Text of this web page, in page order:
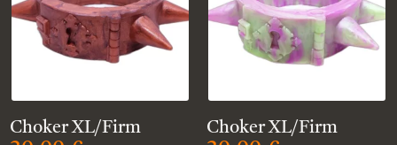
Choker XL/Firm Choker XL/Firm